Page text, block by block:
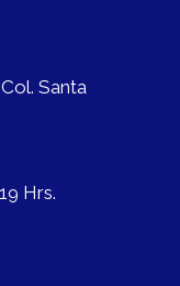
Santa
Hrs.